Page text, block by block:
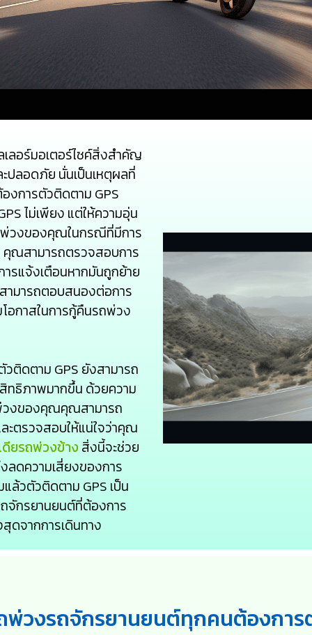
เลอร์มอเตอร์ไซค์สิ่งสำคัญ
ปลอดภัย นั่นเป็นเหตุผลที่
งการตัวติดตาม GPS
ไม่เพียง แต่ให้ความอุ่น
วงของคุณในกรณีที่มีการ
ณสามารถตรวจสอบการ
รแจ้งเตือนหากมันถูกย้าย
ามารถตอบสนองต่อการ
อกาสในการกู้คืนรถพ่วง
ติดตาม GPS ยังสามารถ
ทธิภาพมากขึ้น ด้วยความ
วงของคุณคุณสามารถ
ะตรวจสอบให้แน่ใจว่าคุณ
ดียรถพ่วงข้าง สิ่งนี้จะช่วย
ลดความเสี่ยงของการ
ล้วตัวติดตาม GPS เป็น
จักรยานยนต์ที่ต้องการ
ดจากการเดินทาง
พ่วงรถจักรยานยนต์ทุกคนต้องการ